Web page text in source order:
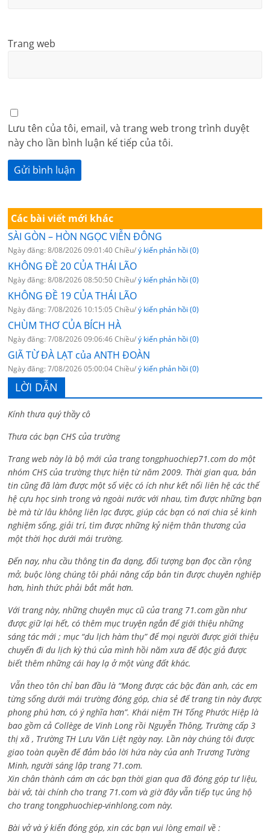
Trang web
Lưu tên của tôi, email, và trang web trong trình duyệt
này cho lần bình luận kế tiếp của tôi.
Các bài viết mới khác
SÀI GÒN – HÒN NGỌC VIỄN ĐÔNG
Ngày đăng: 8/08/2026 09:01:40 Chiều/ý kiến phản hồi (0)
KHÔNG ĐỀ 20 CỦA THÁI LÃO
Ngày đăng: 8/08/2026 08:50:50 Chiều/ý kiến phản hồi (0)
KHÔNG ĐỀ 19 CỦA THÁI LÃO
Ngày đăng: 7/08/2026 10:15:05 Chiều/ý kiến phản hồi (0)
CHÙM THƠ CỦA BÍCH HÀ
Ngày đăng: 7/08/2026 09:06:46 Chiều/ý kiến phản hồi (0)
GIÃ TỪ ĐÀ LẠT của ANTH ĐOÀN
Ngày đăng: 7/08/2026 05:00:04 Chiều/ý kiến phản hồi (0)
LỜI DẪN
Kính thưa quý thầy cô
Thưa các bạn CHS của trường
Trang web này là bộ mới của trang tongphuochiep71.com do một
nhóm CHS của trường thực hiện từ năm 2009. Thời gian qua, bản
tin cũng đã làm được một số việc có ích như kết nối liên hệ các thế
hệ cựu học sinh trong và ngoài nước với nhau, tìm được những bạn
bè mà từ lâu không liên lạc được, giúp các bạn có nơi chia sẻ kinh
nghiệm sống, giải trí, tìm được những kỷ niệm thân thương của
một thời học dưới mái trường.
Đến nay, nhu cầu thông tin đa dạng, đối tượng bạn đọc cần rộng
mở, buộc lòng chúng tôi phải nâng cấp bản tin được chuyên nghiệp
hơn, hình thức phải bắt mắt hơn.
Với trang này, những chuyên mục cũ của trang 71.com gần như
được giữ lại hết, có thêm mục truyện ngắn để giới thiệu những
sáng tác mới ; mục “du lịch hàm thụ” để mọi người được giới thiệu
chuyến đi du lịch kỳ thú của mình hồi năm xưa để độc giả được
biết thêm những cái hay lạ ở một vùng đất khác.
Vẫn theo tôn chỉ ban đầu là “Mong được các bậc đàn anh, các em
từng sống dưới mái trường đóng góp, chia sẻ để trang tin này được
phong phú hơn, có ý nghĩa hơn”. Khái niệm TH Tống Phước Hiệp là
bao gồm cả Collège de Vinh Long rồi Nguyễn Thông, Trường cấp 3
thị xã , Trường TH Lưu Văn Liệt ngày nay. Lần này chúng tôi được
giao toàn quyền để đảm bảo lời hứa này của anh Trương Tường
Minh, người sáng lập trang 71.com.
Xin chân thành cám ơn các bạn thời gian qua đã đóng góp tư liệu,
bài vở, tài chính cho trang 71.com và giờ đây vẫn tiếp tục ủng hộ
cho trang tongphuochiep-vinhlong.com này.
Bài vở và ý kiến đóng góp, xin các bạn vui lòng email về :